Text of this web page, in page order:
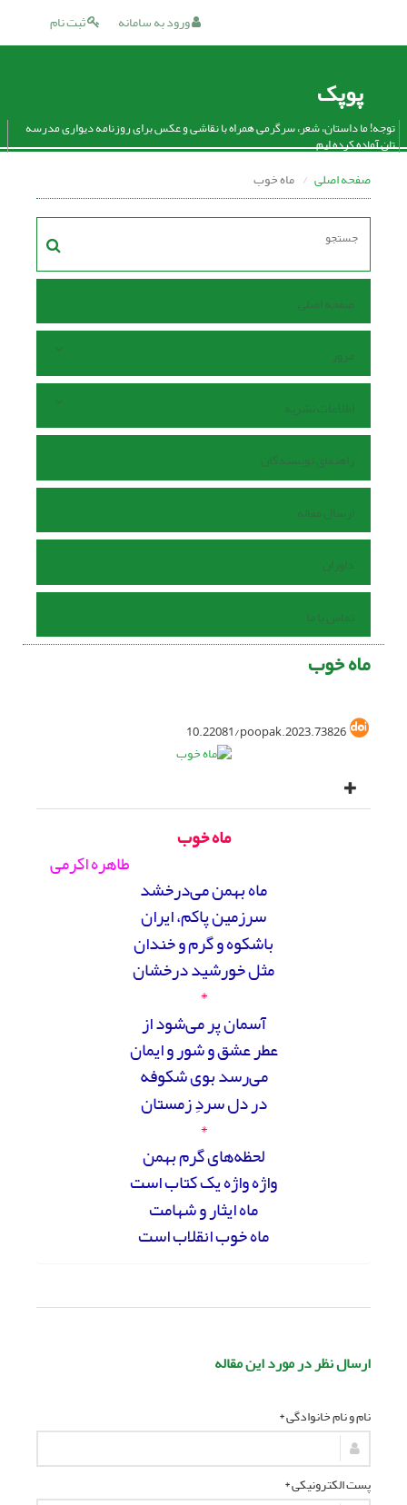
ثبت نام ورود به سامانه
پوپک
توجه! ما داستان، شعر، سرگرمی همراه با نقاشی و عکس برای روزنامه دیواری مدرسه
تان آماده کرده ایم.
صفحه اصلی ماه خوب
صفحه اصلی
مرور
اطلاعات نشریه
راهنمای نویسندگان
ارسال مقاله
داوران
تماس با ما
ماه خوب
10.22081/poopak.2023.73826
ماه خوب
طاهره اکرمی
ماه بهمن می‌درخشد
سرزمین پاکم، ایران
باشکوه و گرم و خندان
مثل خورشید درخشان
*
آسمان پر می‌شود از
عطر عشق و شور و ایمان
می‌رسد بوی شکوفه
در دل سردِ زمستان
*
لحظه‌های گرم بهمن
واژه واژه یک کتاب است
ماه ایثار و شهامت
ماه خوب انقلاب است
ارسال نظر در مورد این مقاله
نام و نام خانوادگی *
پست الکترونیکی *